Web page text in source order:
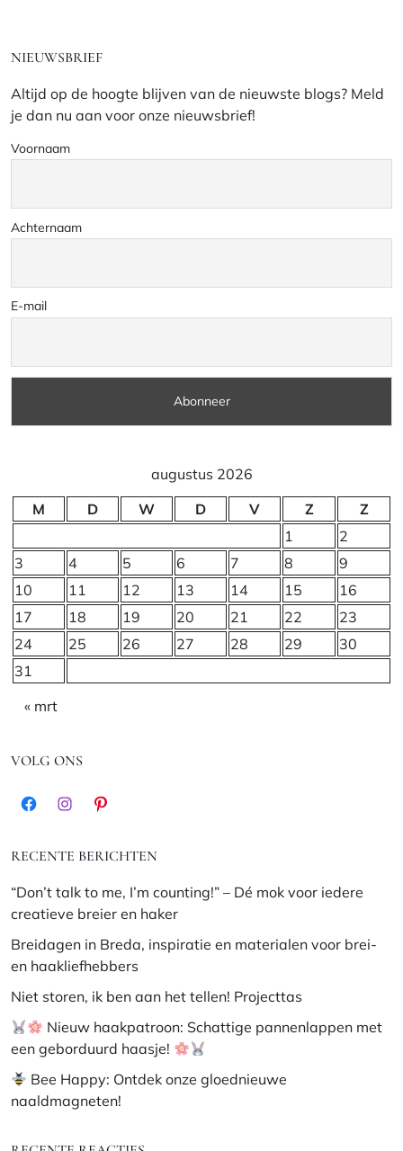
NIEUWSBRIEF
Altijd op de hoogte blijven van de nieuwste blogs? Meld
je dan nu aan voor onze nieuwsbrief!
Voornaam
Achternaam
E-mail
augustus 2026
M
D W D V Z
Z
1
2
3
4 5 6 7 8
9
10
11 12 13 14 15
16
17
18 19 20 21 22
23
24
25 26 27 28 29
30
31
« mrt
VOLG ONS
FacebookInstagramPinterest
RECENTE BERICHTEN
“Don’t talk to me, I’m counting!” – Dé mok voor iedere
creatieve breier en haker
Breidagen in Breda, inspiratie en materialen voor brei-
en haakliefhebbers
Niet storen, ik ben aan het tellen! Projecttas
Nieuw haakpatroon: Schattige pannenlappen met
een geborduurd haasje!
Bee Happy: Ontdek onze gloednieuwe
naaldmagneten!